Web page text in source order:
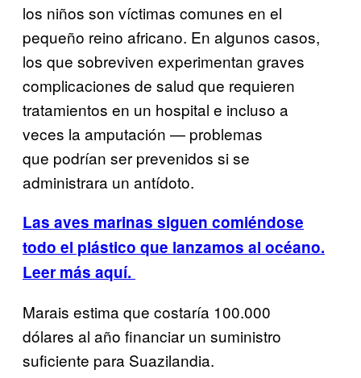
los niños son víctimas comunes en el
pequeño reino africano. En algunos casos,
los que sobreviven experimentan graves
complicaciones de salud que requieren
tratamientos en un hospital e incluso a
veces la amputación — problemas
que podrían ser prevenidos si se
administrara un antídoto.
Las aves marinas siguen comiéndose
todo el plástico que lanzamos al océano.
Leer más aquí.
Marais estima que costaría 100.000
dólares al año financiar un suministro
suficiente para Suazilandia.